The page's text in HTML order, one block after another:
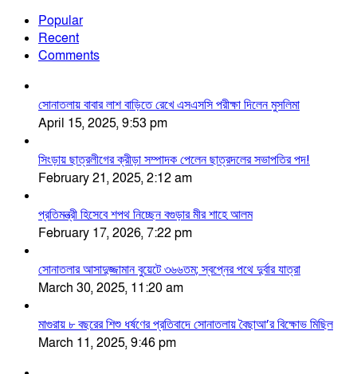
Popular
Recent
Comments
সোনাতলায় বাবার লাশ বাড়িতে রেখে এসএসসি পরীক্ষা দিলেন মুসলিমা
April 15, 2025, 9:53 pm
সিংড়ায় ছাত্রলীগের ক্রীড়া সম্পাদক পেলেন ছাত্রদলের সভাপতির পদ!
February 21, 2025, 2:12 am
প্রতিমন্ত্রী হিসেবে শপথ নিচ্ছেন বগুড়ার মীর শাহে আলম
February 17, 2026, 7:22 pm
সোনাতলার আসাদুজ্জামান বুয়েটে ৩৬৬তম; স্বপ্নের পথে দুর্বার যাত্রা
March 30, 2025, 11:20 am
মাগুরায় ৮ বছরের শিশু ধর্ষণের প্রতিবাদে সোনাতলায় বৈছাআ’র বিক্ষোভ মিছিল
March 11, 2025, 9:46 pm